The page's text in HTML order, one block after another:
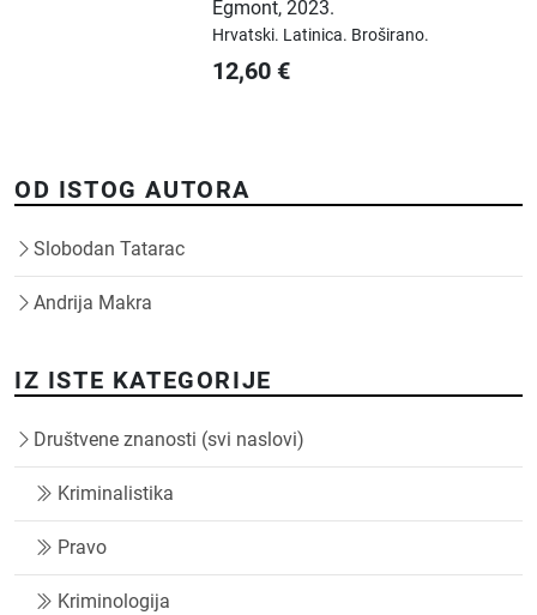
Egmont,2023.
Hrvatski. Latinica. Broširano.
12,60 €
OD ISTOG AUTORA
Slobodan Tatarac
Andrija Makra
IZ ISTE KATEGORIJE
Društvene znanosti (svi naslovi)
Kriminalistika
Pravo
Kriminologija